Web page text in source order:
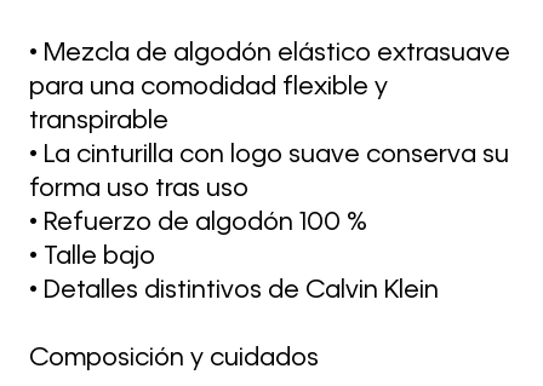
• Mezcla de algodón elástico extrasuave
para una comodidad flexible y
transpirable
• La cinturilla con logo suave conserva su
forma uso tras uso
• Refuerzo de algodón 100 %
• Talle bajo
• Detalles distintivos de Calvin Klein
Composición y cuidados